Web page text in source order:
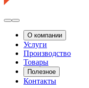
О компании
Услуги
Производство
Товары
Полезное
Контакты